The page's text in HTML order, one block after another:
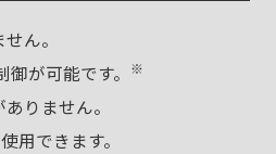
ん。
が可能です。
※
りません。
用できます。